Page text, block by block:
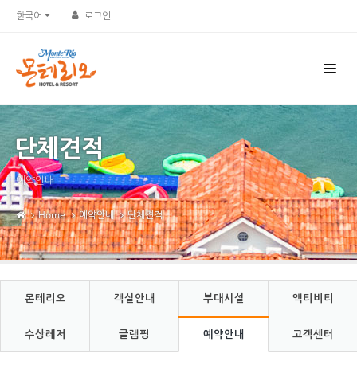
한국어 로그인
단체견적
예약안내
Home 예약안내 단체견적
몬테리오 객실안내 부대시설 액티비티
수상레저 글램핑 예약안내 고객센터